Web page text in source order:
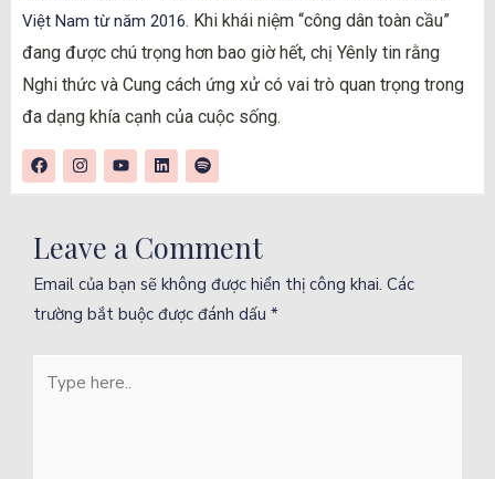
Việt Nam từ năm 2016. Khi khái niệm “công dân toàn cầu”
đang được chú trọng hơn bao giờ hết, chị Yênly tin rằng
Nghi thức và Cung cách ứng xử có vai trò quan trọng trong
đa dạng khía cạnh của cuộc sống.
Leave a Comment
Email của bạn sẽ không được hiển thị công khai. Các
trường bắt buộc được đánh dấu *